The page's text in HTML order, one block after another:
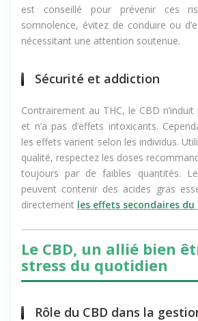
traitements du système nerveux
est conseillé pour prévenir ces
somnolence, évitez de conduire ou
Contrairement au THC, le CBD
et n’a pas d’effets intoxicants.
les effets varient selon les individus.
qualité, respectez les doses
toujours par de faibles quantités.
peuvent contenir des acides gras
Le CBD, un allié bien
stress du quotidien